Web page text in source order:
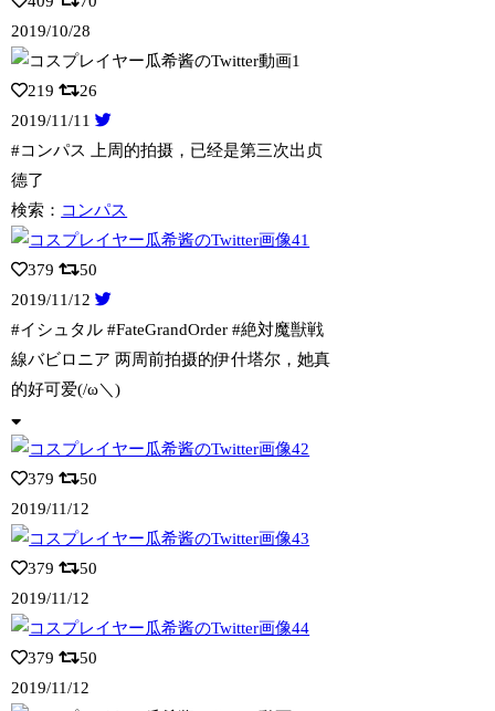
2019/10/28
219
26
2019/11/11
#コンパス 上周的拍摄，已经是第三次出贞
德了
検索： コンパス
379
50
2019/11/12
#イシュタル #FateGrandOrder #絶対魔獣戦
線バビロニア 两周前拍摄的伊什塔尔，她真
的好可爱(/ω＼)
379
50
2019/11/12
379
50
2019/11/12
379
50
2019/11/12